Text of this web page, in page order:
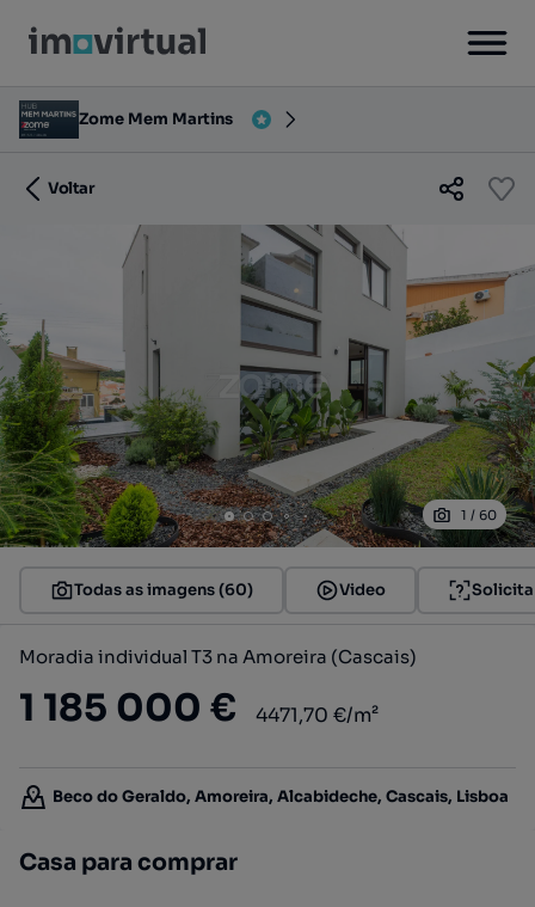
Zome Mem Martins
Voltar
1 / 60
Todas as imagens (60) Video
Moradia individual T3 na Amoreira (Cascais)
1 185 000 € 4471,70 €/m²
Beco do Geraldo, Amoreira, Alcabideche, Cascais, Lisboa
Casa para comprar